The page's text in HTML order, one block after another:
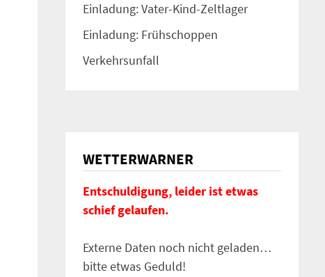
Einladung: Vater-Kind-Zeltlager
Einladung: Frühschoppen
Verkehrsunfall
WETTERWARNER
Entschuldigung, leider ist etwas
schief gelaufen.
Externe Daten noch nicht geladen…
bitte etwas Geduld!